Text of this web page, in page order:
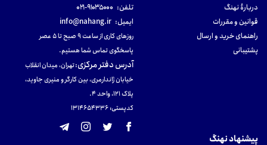
دربارهٔ نهنگ
قوانین و مقررات
راهنمای خرید و ارسال
پشتیبانی
تلفن: ۹۱۰۳۵۰۰۰-۰۲۱
ایمیل: info@nahang.ir
روزهای کاری از ساعت ۹ صبح تا ۵ عصر
پاسخگوی تماس شما هستیم.
آدرس دفتر مرکزی:تهران، میدان انقلاب
خیابان ژاندارمری، بین کارگر و منیری جاوید،
پلاک 121، واحد ۴.
کدپستی: 131465433۶
پیشنهاد نهنگ